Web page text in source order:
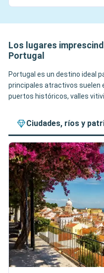
Los lugares
Portugal
Portugal es un destino ideal
principales atractivos suelen
puertos históricos, valles
Ciudades, ríos y